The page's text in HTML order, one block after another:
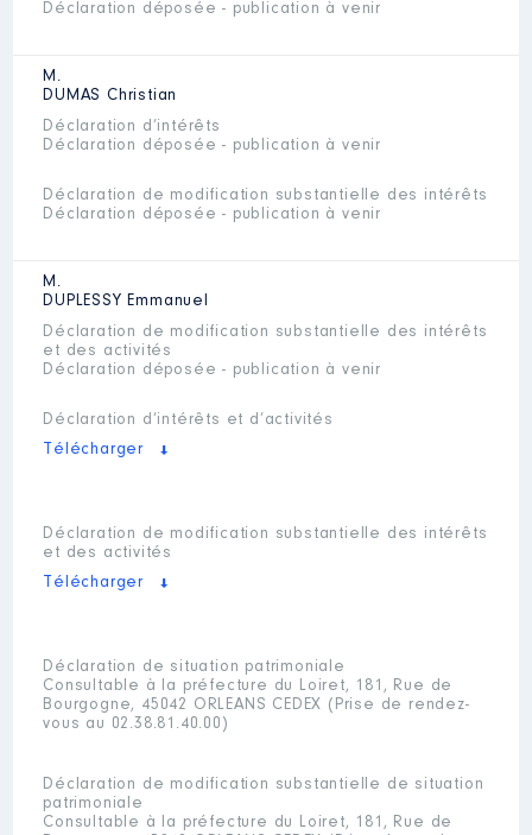
Déclaration déposée - publication à venir
M.
DUMAS Christian
Déclaration d’intérêts
Déclaration déposée - publication à venir
Déclaration de modification substantielle des intérêts
Déclaration déposée - publication à venir
M.
DUPLESSY Emmanuel
Déclaration de modification substantielle des intérêts
et des activités
Déclaration déposée - publication à venir
Déclaration d’intérêts et d’activités
Télécharger
Déclaration de modification substantielle des intérêts
et des activités
Télécharger
Déclaration de situation patrimoniale
Consultable à la préfecture du Loiret, 181, Rue de
Bourgogne, 45042 ORLEANS CEDEX (Prise de rendez-
vous au 02.38.81.40.00)
Déclaration de modification substantielle de situation
patrimoniale
Consultable à la préfecture du Loiret, 181, Rue de